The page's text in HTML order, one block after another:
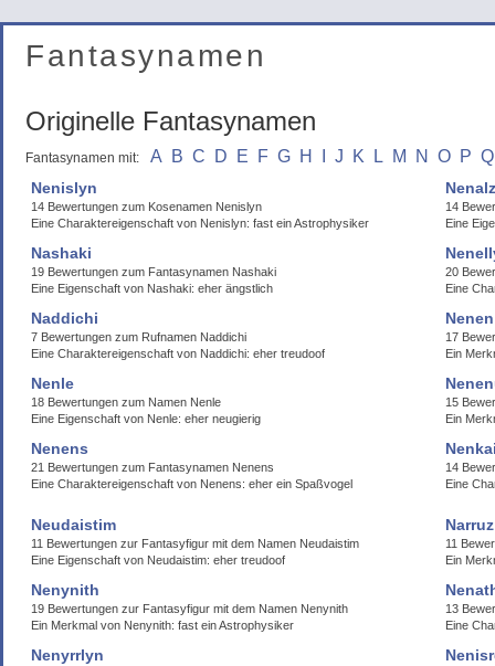
Fantasynamen
Originelle Fantasynamen
Fantasynamen mit: A B C D E F G H J K L M N O P Q
Nenislyn
14 Bewertungen zum Kosenamen Nenislyn
Eine Charaktereigenschaft von Nenislyn: fast ein Astrophysiker
14
Eine
Nashaki
19 Bewertungen zum Fantasynamen Nashaki
Eine Eigenschaft von Nashaki: eher ängstlich
20
Eine
Naddichi
7 Bewertungen zum Rufnamen Naddichi
Eine Charaktereigenschaft von Naddichi: eher treudoof
Nenen
17
Ein
Nenle
18 Bewertungen zum Namen Nenle
Eine Eigenschaft von Nenle: eher neugierig
15
Ein
Nenens
21 Bewertungen zum Fantasynamen Nenens
Eine Charaktereigenschaft von Nenens: eher ein Spaßvogel
14
Eine
Neudaistim
11 Bewertungen zur Fantasyfigur mit dem Namen Neudaistim
Eine Eigenschaft von Neudaistim: eher treudoof
Narruz
11
Ein
Nenynith
19 Bewertungen zur Fantasyfigur mit dem Namen Nenynith
Ein Merkmal von Nenynith: fast ein Astrophysiker
13
Eine
Nenyrrlyn